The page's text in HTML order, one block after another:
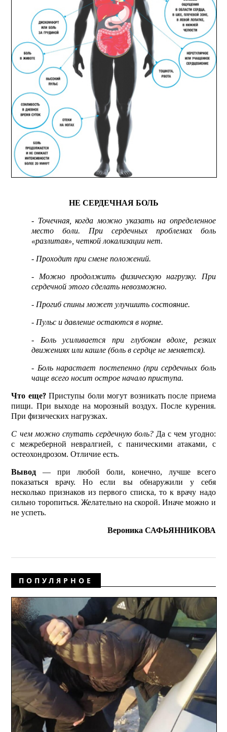
НЕ СЕРДЕЧНАЯ БОЛЬ
- Точечная, когда можно указать на определенное
место боли. При сердечных проблемах боль
«разлитая», четкой локализации нет.
- Проходит при смене положений.
- Можно продолжить физическую нагрузку. При
сердечной этого сделать невозможно.
- Прогиб спины может улучшить состояние.
- Пульс и давление остаются в норме.
- Боль усиливается при глубоком вдохе, резких
движениях или кашле (боль в сердце не меняется).
- Боль нарастает постепенно (при сердечных боль
чаще всего носит острое начало приступа.
Что еще?Приступы боли могут возникать после приема
пищи. При выходе на морозный воздух. После курения.
При физических нагрузках.
С чем можно спутать сердечную боль? Да с чем угодно:
с межреберной невралгией, с паническими атаками, с
остеохондрозом. Отличие есть.
Вывод — при любой боли, конечно, лучше всего
показаться врачу. Но если вы обнаружили у себя
несколько признаков из первого списка, то к врачу надо
сильно торопиться. Желательно на скорой. Иначе можно и
не успеть.
Вероника САФЬЯННИКОВА
ПОПУЛЯРНОЕ